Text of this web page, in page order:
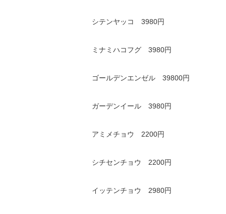
シテンヤッコ 3980円
ミナミハコフグ 3980円
ゴールデンエンゼル 39800円
ガーデンイール 3980円
アミメチョウ 2200円
シチセンチョウ 2200円
イッテンチョウ 2980円